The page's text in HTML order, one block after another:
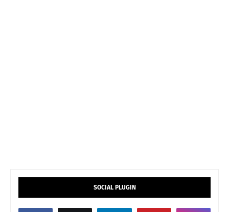
SOCIAL PLUGIN